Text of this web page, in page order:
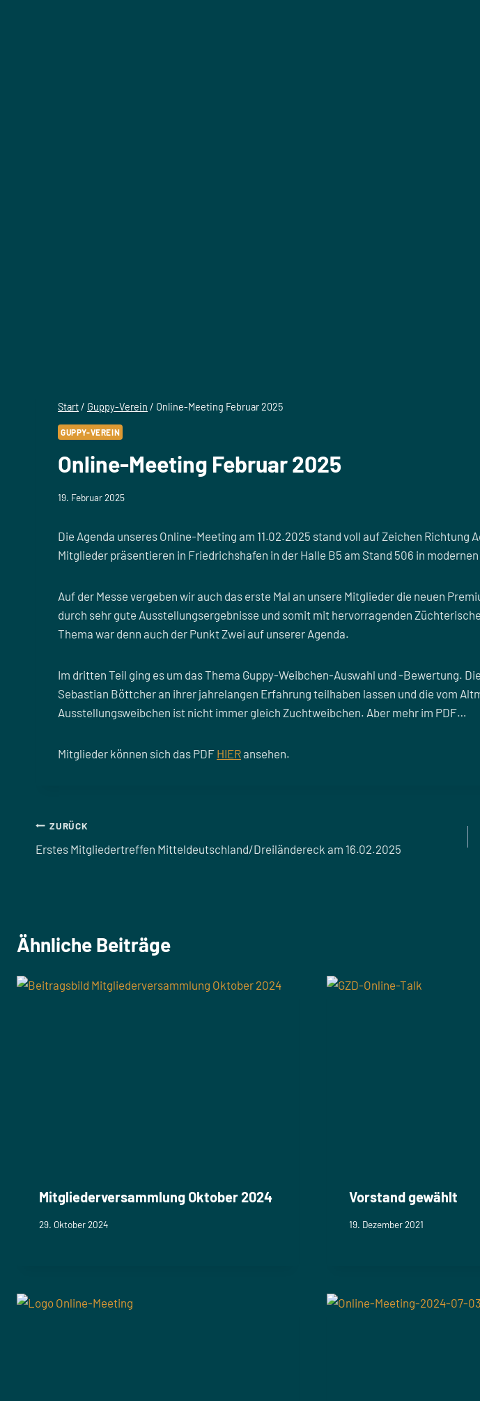
Start/ Guppy-Verein / Online-Meeting Februar 2025
GUPPY-VEREIN
Online-Meeting Februar 2025
19. Februar 2025
Die Agenda unseres Online-Meeting am 11.02.2025 stand voll auf Zeichen
Mitglieder präsentieren in Friedrichshafen in der Halle B5 am Stand 506 in
Auf der Messe vergeben wir auch das erste Mal an unsere Mitglieder die neuen
durch sehr gute Ausstellungsergebnisse und somit mit hervorragenden
Thema war denn auch der Punkt Zwei auf unserer Agenda.
Im dritten Teil ging es um das Thema Guppy-Weibchen-Auswahl und -Bewertung.
Sebastian Böttcher an ihrer jahrelangen Erfahrung teilhaben lassen und die vom
Ausstellungsweibchen ist nicht immer gleich Zuchtweibchen. Aber mehr im PDF…
Mitglieder können sich das PDF HIERansehen.
Beitragsnavigation
ZURÜCK
Erstes Mitgliedertreffen Mitteldeutschland/Dreiländereck am 16.02.2025
Ähnliche Beiträge
Mitgliederversammlung Oktober 2024
29. Oktober 2024
Vorstand gewählt
19. Dezember 2021